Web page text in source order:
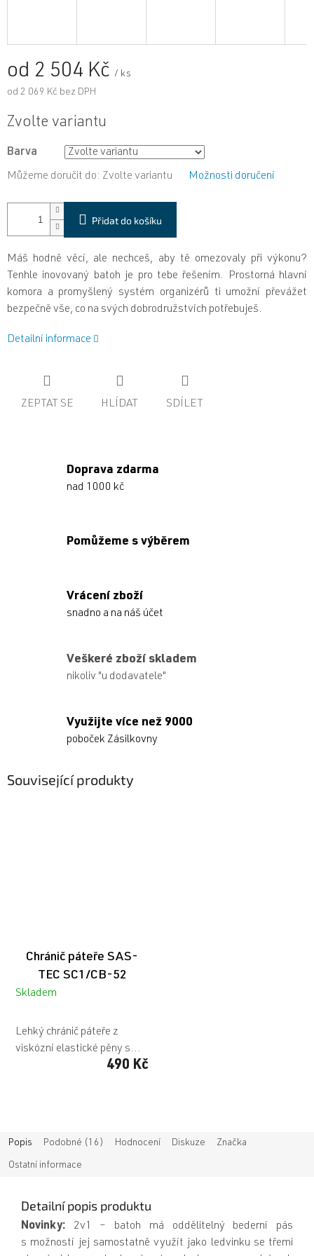
od 2 504 Kč / ks
od 2 069 Kč bez DPH
Měrná
Zvolte variantu
Barva
Můžeme doručit do: Zvolte variantu Možnosti doručení
Přidat do košíku
Máš hodně věcí, ale nechceš, aby tě omezovaly při výkonu?
Tenhle inovovaný batoh je pro tebe řešením. Prostorná hlavní
komora a promyšlený systém organizérů ti umožní převážet
bezpečně vše, co na svých dobrodružstvích potřebuješ.
Detailní informace
ZEPTAT SE HLÍDAT SDÍLET
Doprava zdarma
nad 1000 kč
Pomůžeme s výběrem
Vrácení zboží
snadno a na náš účet
Veškeré zboží skladem
nikoliv "u dodavatele"
Využijte více než 9000
poboček Zásilkovny
Související produkty
Chránič páteře SAS-
TEC SC1/CB-52
hodnocení
produktu
Skladem
490 Kč
Lehký chránič páteře z
viskózní elastické pěny s...
Popis Podobné (16) Hodnocení Diskuze Značka
Ostatní informace
Detailní popis produktu
Novinky: 2v1 – batoh má oddělitelný bederní pás
s možností jej samostatně využít jako ledvinku se třemi